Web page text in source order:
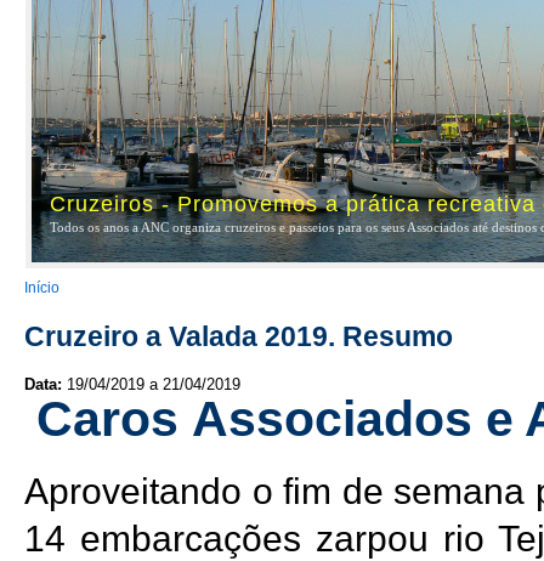
Cruzeiros - Promovemos a prática
Todos os anos a ANC organiza cruzeiros e passeios para os seus Associados até
You are here
Início
Cruzeiro a Valada 2019. Resumo
Data: 19/04/2019 a 21/04/2019
Caros Associados e
Aproveitando o fim de
14 embarcações zarpou rio